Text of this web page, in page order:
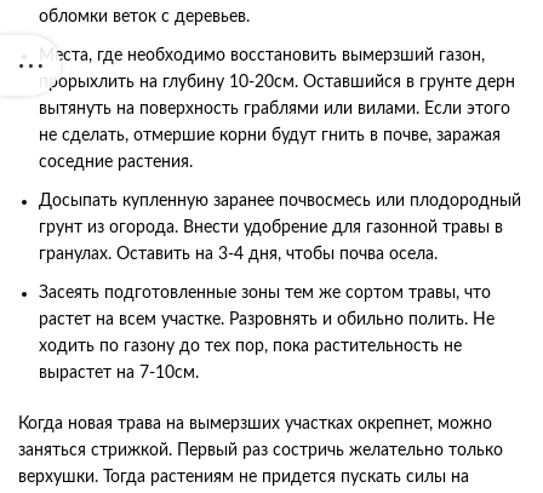
обломки веток с деревьев.
Места, где необходимо восстановить вымерзший газон,
прорыхлить на глубину 10-20см. Оставшийся в грунте дерн
вытянуть на поверхность граблями или вилами. Если этого
не сделать, отмершие корни будут гнить в почве, заражая
соседние растения.
Досыпать купленную заранее почвосмесь или плодородный
грунт из огорода. Внести удобрение для газонной травы в
гранулах. Оставить на 3-4 дня, чтобы почва осела.
Засеять подготовленные зоны тем же сортом травы, что
растет на всем участке. Разровнять и обильно полить. Не
ходить по газону до тех пор, пока растительность не
вырастет на 7-10см.
Когда новая трава на вымерзших участках окрепнет, можно
заняться стрижкой. Первый раз состричь желательно только
верхушки. Тогда растениям не придется пускать силы на